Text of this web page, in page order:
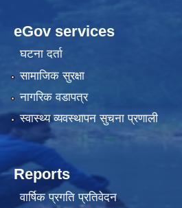
eGov services
घटना दर्ता
सामाजिक सुरक्षा
नागरिक वडापत्र
स्वास्थ्य व्यवस्थापन सुचना प्रणाली
Reports
वार्षिक प्रगति प्रतिवेदन